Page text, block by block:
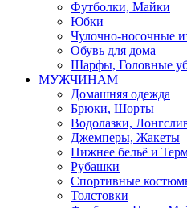
Футболки, Майки
Юбки
Чулочно-носочные
Обувь для дома
Шарфы, Головные
МУЖЧИНАМ
Домашняя одежда
Брюки, Шорты
Водолазки,
Джемперы, Жакеты
Нижнее бельё и
Рубашки
Спортивные
Толстовки